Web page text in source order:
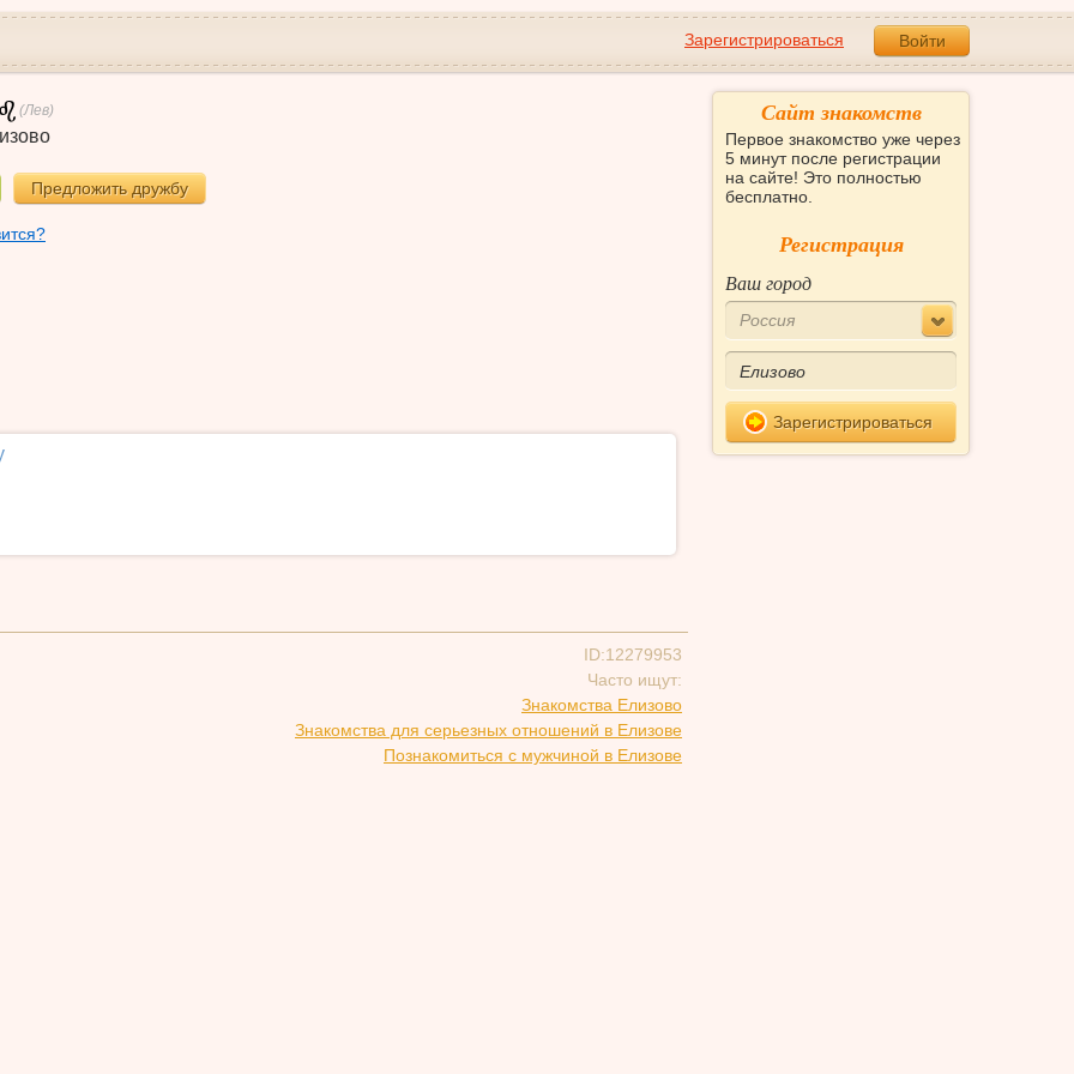
Зарегистрироваться Войти
(Лев)
Предложить дружбу
ID:12279953
Часто ищут:
Знакомства Елизово
Знакомства для серьезных отношений в Елизове
Познакомиться с мужчиной в Елизове
Сайт знакомств
Первое знакомство уже через
5 минут после регистрации
на сайте! Это полностью
бесплатно.
Регистрация
Ваш город
Россия
Зарегистрироваться